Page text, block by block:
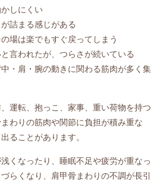
しにくい
詰まる感じがある
場は楽でもすぐ戻ってしまう
言われたが、つらさが続いている
・肩・腕の動きに関わる筋肉が多く集
運転、抱っこ、家事、重い荷物を持つ
わりの筋肉や関節に負担が積み重な
ることがあります。
くなったり、睡眠不足や疲労が重なっ
らくなり、肩甲骨まわりの不調が長引